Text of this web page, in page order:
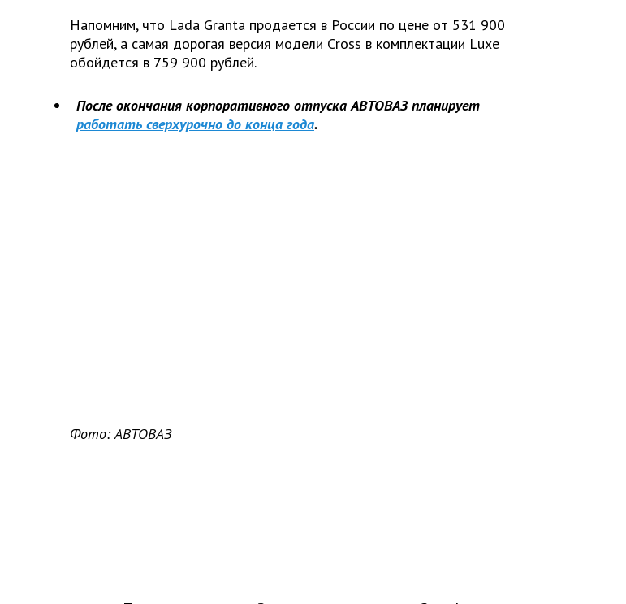
Напомним, что Lada Granta продается в России по цене от 531 900
рублей, а самая дорогая версия модели Cross в комплектации Luxe
обойдется в 759 900 рублей.
После окончания корпоративного отпуска АВТОВАЗ планирует
работать сверхурочно до конца года.
Фото: АВТОВАЗ